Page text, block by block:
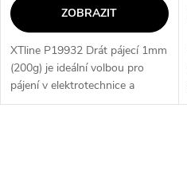
ZOBRAZIT
XTline P19932 Drát pájecí 1mm
(200g) je ideální volbou pro
pájení v elektrotechnice a
elektronice. S obsahem 200 g a